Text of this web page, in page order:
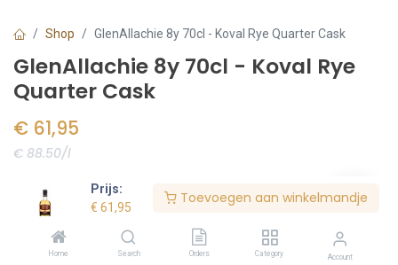
Prijs:
€ 61,95
Toevoegen aan winkelmandje
Home Search Orders Category Account
Shop GlenAllachie 8y 70cl - Koval Rye Quarter Cask
GlenAllachie 8y 70cl - Koval Rye
Quarter Cask
€ 61,95
€ 88.50/l
Voorraad:6stuk(s)
Bestel nu